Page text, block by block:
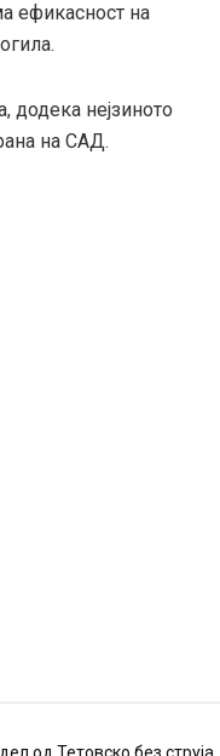
ефикасност на
додека нејзиното
на САД.